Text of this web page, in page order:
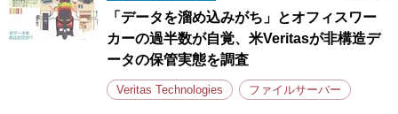
「データを溜め込みがち」とオフィスワー
カーの過半数が自覚、米Veritasが非構造デ
ータの保管実態を調査
Veritas Technologies ファイルサーバー